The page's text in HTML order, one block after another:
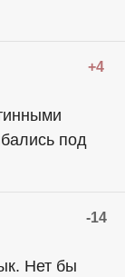
+4
под
-14
Нет бы